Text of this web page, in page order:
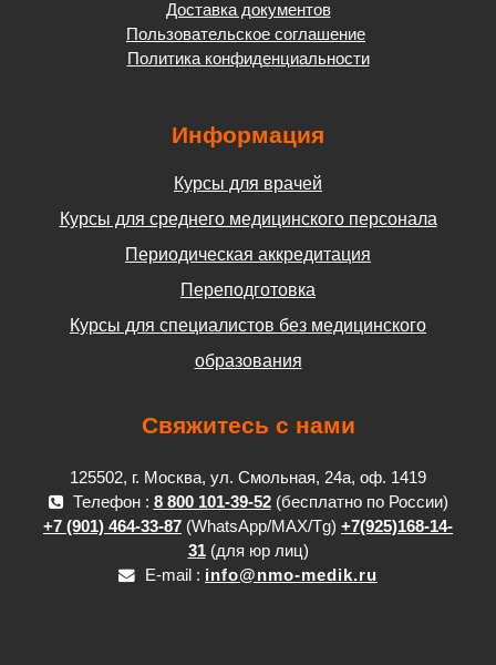
Доставка документов
Пользовательское соглашение
Политика конфиденциальности
Информация
Курсы для врачей
Курсы для среднего медицинского персонала
Периодическая аккредитация
Переподготовка
Курсы для специалистов без медицинского
образования
Свяжитесь с нами
125502, г. Москва, ул. Смольная, 24а, оф. 1419
Телефон : 8 800 101-39-52(бесплатно по России)
+7 (901) 464-33-87 (WhatsApp/MAX/Tg) +7(925)168-14-
31(для юр лиц)
E-mail : info@nmo-medik.ru